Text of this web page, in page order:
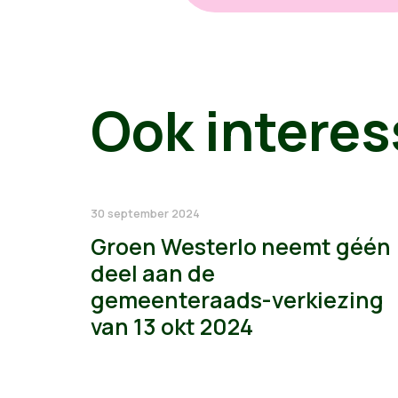
Ook
30 september 2024
Groen Westerlo neemt géén
deel aan de
gemeenteraads-verkiezing
van 13 okt 2024